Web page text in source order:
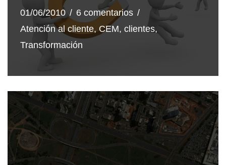
01/06/2010
6 comentarios
Atención al cliente,CEM, clientes,
Transformación